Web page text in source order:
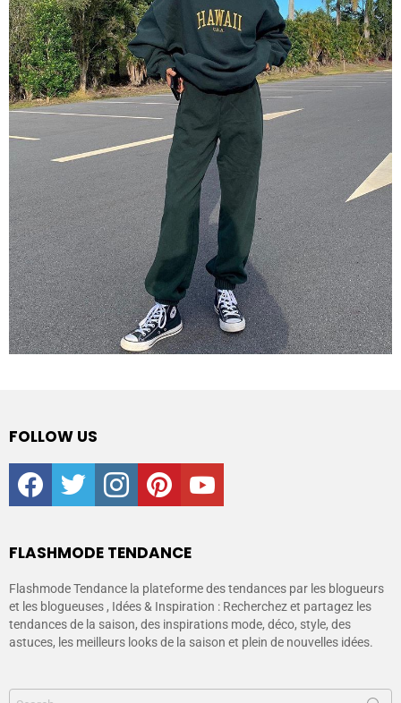
FOLLOW US
facebooktwitter instagrampinterestyoutube
FLASHMODE TENDANCE
Flashmode Tendance la plateforme des tendances par les blogueurs
et les blogueuses , Idées & Inspiration : Recherchez et partagez les
tendances de la saison, des inspirations mode, déco, style, des
astuces, les meilleurs looks de la saison et plein de nouvelles idées.